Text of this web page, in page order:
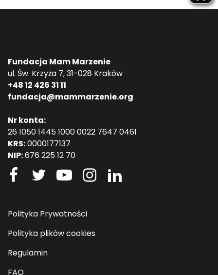
Fundacja Mam Marzenie
ul. Św. Krzyża 7, 31-028 Kraków
+48 12 426 31 11
fundacja@mammarzenie.org
Nr konta:
26 1050 1445 1000 0022 7647 0461
KRS:0000177137
NIP:676 225 12 70
Polityka Prywatności
Polityka plików cookies
Regulamin
FAQ